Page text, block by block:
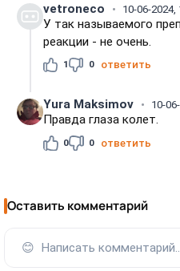
vetroneco 10-06-2024,
У так называемого
реакции - не очень.
1 0 ответить
Yura Maksimov 10-
Правда глаза колет.
0 0 ответить
Оставить комментарий
😊 Написать